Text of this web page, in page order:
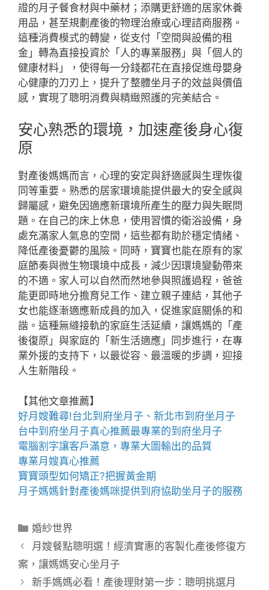
證的月子餐食材與中藥材；添購更舒適的居家休養
用品，甚至規劃產後的物理治療或心理諮商服務。
這種消費模式的轉變，從支付「空間與設備的租
金」轉為直接投資於「人的專業服務」與「個人的
健康材料」，使得每一分錢都花在直接促進母嬰身
心健康的刀刃上，提升了整體坐月子的效益與價值
感，實現了聰明消費與精緻照護的完美結合。
安心熟悉的環境，加速產後身心復
原
對產後媽媽而言，心理的安定與舒適感與生理恢復
同等重要。熟悉的居家環境能提供最大的安全感與
歸屬感，避免因適應新環境所產生的壓力與失眠問
題。在自己的床上休息，使用習慣的衛浴設備，身
處充滿家人氣息的空間，這些都有助於穩定情緒、
降低產後憂鬱的風險。同時，寶寶也能在原有的家
庭節奏與微生物環境中成長，減少因環境變動帶來
的不適。家人可以自然而然地參與照護過程，爸爸
能更即時地分擔育兒工作、建立親子連結，其他子
女也能逐漸適應新成員的加入，促進家庭關係的和
諧。這種無縫接軌的家庭生活延續，讓媽媽的「產
後復原」與家庭的「新生活適應」同步進行，在專
業外援的支持下，以最從容、最溫暖的步調，迎接
人生新階段。
【其他文章推薦】
好月嫂難尋!台北到府坐月子 、 新北市到府坐月子
台中到府坐月子真心推薦最專業的到府坐月子
電腦割字讓客戶滿意，專業大圖輸出的品質
專業月嫂真心推薦
寶寶頭型如何矯正?把握黃金期
月子媽媽針對產後媽咪提供到府協助坐月子的服務
分
類
婚紗世界
月嫂餐點聰明選！經濟實惠的客製化產後修復方
案，讓媽媽安心坐月子
新手媽媽必看！產後理財第一步：聰明挑選月